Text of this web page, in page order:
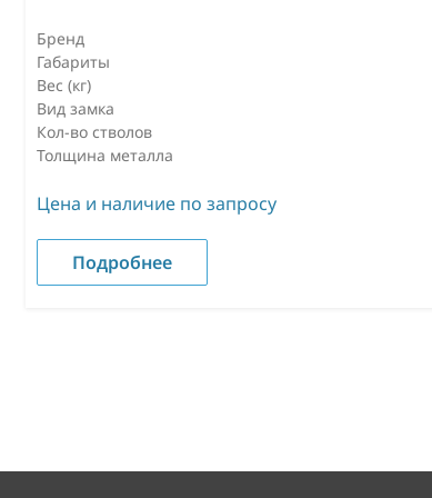
Бренд
Габариты
Вес (кг)
Вид замка
Кол-во стволов
Толщина металла
Цена и наличие по запросу
Подробнее